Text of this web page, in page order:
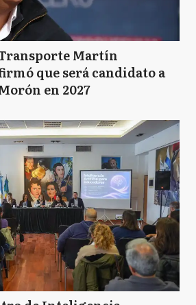
Martín
que será candidato a
en 2027